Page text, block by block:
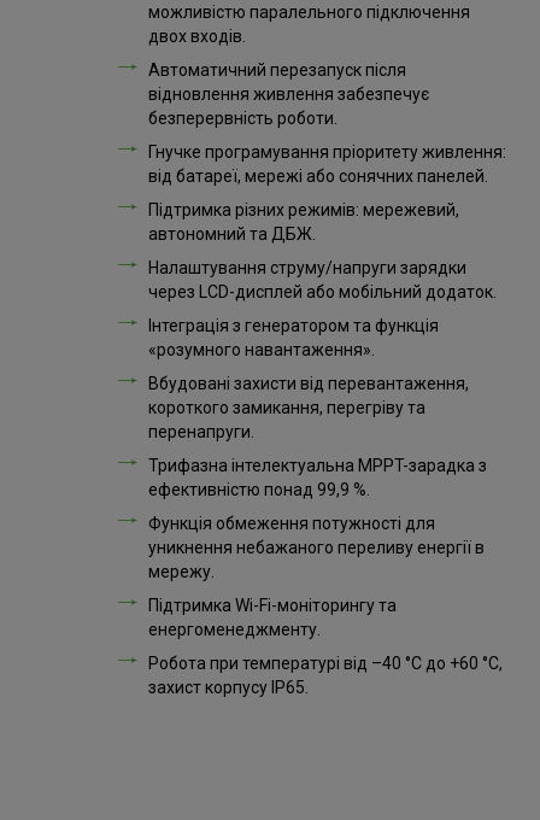
можливістю паралельного підключення
двох входів.
Автоматичний перезапуск після
відновлення живлення забезпечує
безперервність роботи.
Гнучке програмування пріоритету живлення:
від батареї, мережі або сонячних панелей.
Підтримка різних режимів: мережевий,
автономний та ДБЖ.
Налаштування струму/напруги зарядки
через LCD-дисплей або мобільний додаток.
Інтеграція з генератором та функція
«розумного навантаження».
Вбудовані захисти від перевантаження,
короткого замикання, перегріву та
перенапруги.
Трифазна інтелектуальна MPPT-зарадка з
ефективністю понад 99,9 %.
Функція обмеження потужності для
уникнення небажаного переливу енергії в
мережу.
Підтримка Wi-Fi-моніторингу та
енергоменеджменту.
Робота при температурі від –40 °C до +60 °C,
захист корпусу IP65.